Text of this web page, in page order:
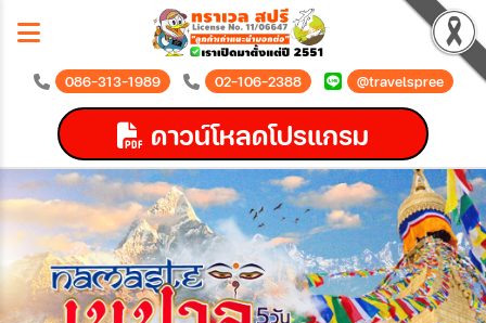
086-313-1989 02-106-2388 @travelspree
ดาวน์โหลดโปรแกรม